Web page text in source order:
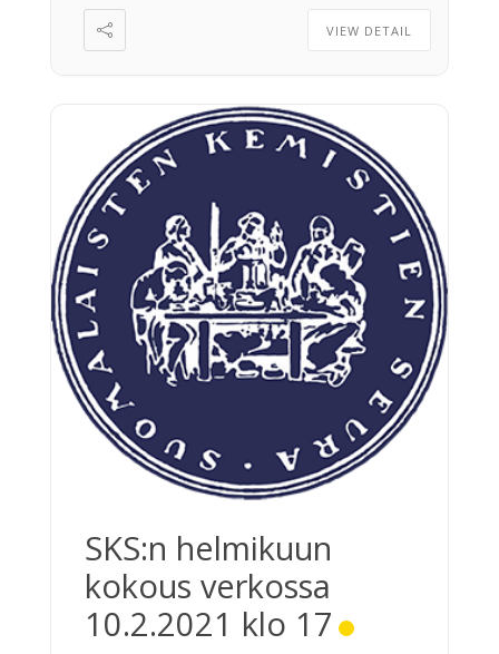
VERIFIN, Department of Chemistry, […]VIEW DETAIL
SKS:n helmikuun
kokous verkossa
10.2.2021 klo 17